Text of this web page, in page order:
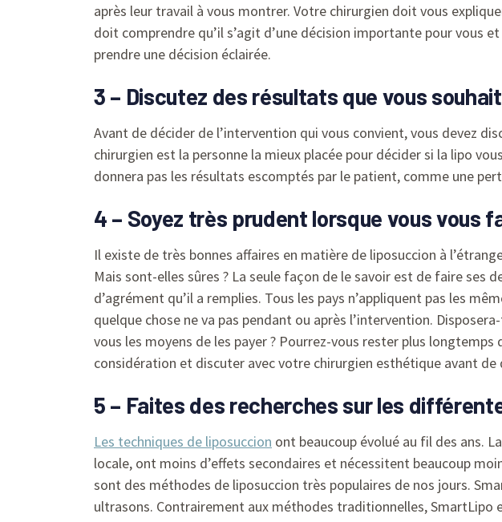
après leur travail à vous montrer. Votre chirurgien doit vous
doit comprendre qu’il s’agit d’une décision importante pour vous
prendre une décision éclairée.
3 – Discutez des résultats que vous
Avant de décider de l’intervention qui vous convient, vous devez
chirurgien est la personne la mieux placée pour décider si la lipo
donnera pas les résultats escomptés par le patient, comme une
4 – Soyez très prudent lorsque vous vous
Il existe de très bonnes affaires en matière de liposuccion à
Mais sont-elles sûres ? La seule façon de le savoir est de faire
d’agrément qu’il a remplies. Tous les pays n’appliquent pas les
quelque chose ne va pas pendant ou après l’intervention.
vous les moyens de les payer ? Pourrez-vous rester plus
considération et discuter avec votre chirurgien esthétique avant de
5 – Faites des recherches sur les
Les techniques de liposuccion ont beaucoup évolué au fil des ans.
locale, ont moins d’effets secondaires et nécessitent beaucoup
sont des méthodes de liposuccion très populaires de nos jours.
ultrasons. Contrairement aux méthodes traditionnelles,